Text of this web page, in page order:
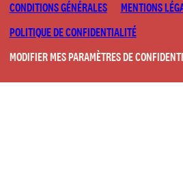
CONDITIONS GÉNÉRALES
MENTIONS
POLITIQUE DE CONFIDENTIALITÉ
MODIFIER MES PARAMÈTRES DE